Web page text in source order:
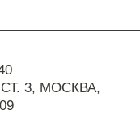
3, МОСКВА,